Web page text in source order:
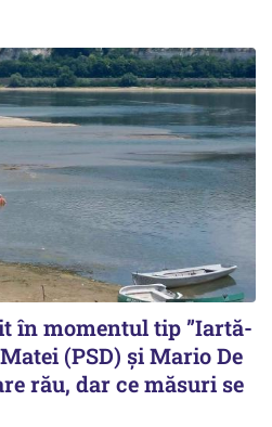
în momentul tip ”Iartă-
(PSD) și Mario De
rău, dar ce măsuri se